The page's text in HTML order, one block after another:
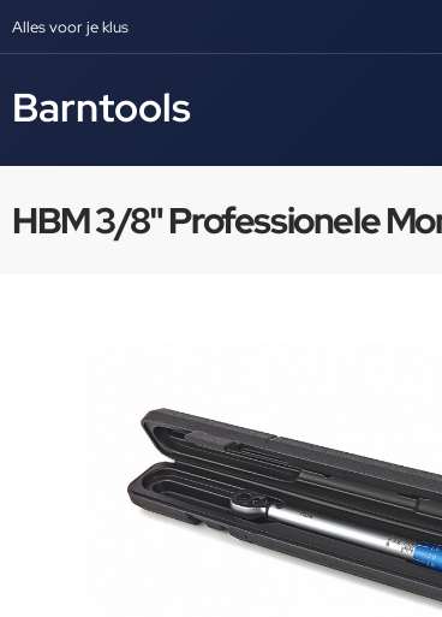
Alles voor je klus
Barntools
HBM 3/8" Professionele